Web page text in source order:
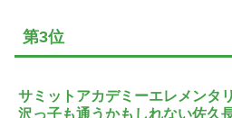
第3位
サミットアカデミーエレメンタ
沢っ子も通うかもしれない佐久